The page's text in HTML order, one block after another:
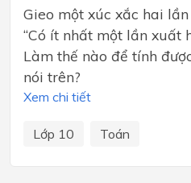
Gieo một xúc xắc hai
“Có ít nhất một lần xuất
Làm thế nào để tính
nói trên?
Xem chi tiết
Lớp 10 Toán